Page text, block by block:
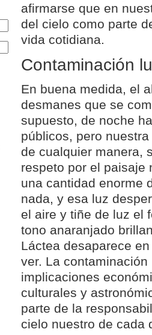
afirmarse que en
del cielo como parte
vida cotidiana.
Contaminación
En buena medida, el
desmanes que se
supuesto, de noche
públicos, pero
de cualquier manera,
respeto por el paisaje
una cantidad enorme
nada, y esa luz
el aire y tiñe de luz el
tono anaranjado
Láctea desaparece
ver. La
implicaciones
culturales y
parte de la
cielo nuestro de cada